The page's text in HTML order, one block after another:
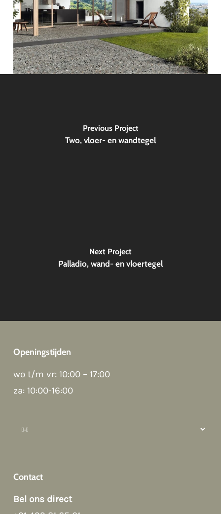
Previous Project
Two, vloer- en wandtegel
Next Project
Palladio, wand- en vloertegel
Openingstijden
wo t/m vr: 10:00 – 17:00
za: 10:00-16:00
Contact
Bel ons direct
Hoi! Kunnen we ergens bij helpen?
How can we help?